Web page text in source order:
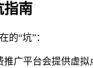
指南
的“坑”：
推广平台会提供虚拟